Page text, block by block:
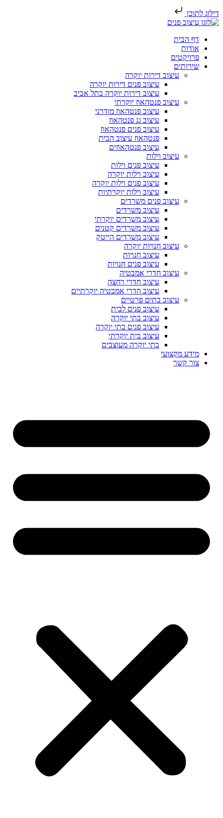
דילוג לתוכן
דף הבית
אודות
פרויקטים
שירותים
עיצוב דירות יוקרה
עיצוב פנים דירות יוקרה
עיצוב דירות יוקרה בתל אביב
עיצוב פנטהאוז יוקרתי
עיצוב פנטהאוז מודרני
עיצוב גג פנטהאוז
עיצוב פנים פנטהאוז
פנטהאוז עיצוב הבית
עיצוב פנטהאוזים
עיצוב וילות
עיצוב פנים וילות
עיצוב וילות יוקרה
עיצוב פנים וילות יוקרה
עיצוב וילות יוקרתיות
עיצוב פנים משרדים
עיצוב משרדים
עיצוב משרדים יוקרתי
עיצוב משרדים קטנים
עיצוב משרדים הייטק
עיצוב חנויות יוקרה
עיצוב חנויות
עיצוב פנים חנויות
עיצוב חדרי אמבטיה
עיצוב חדרי רחצה
עיצוב חדרי אמבטיה יוקרתיים
עיצוב בתים פרטיים
עיצוב פנים לבית
עיצוב בתי יוקרה
עיצוב פנים בתי יוקרה
עיצוב בית יוקרתי
בתי יוקרה מעוצבים
מידע מקצועי
צור קשר